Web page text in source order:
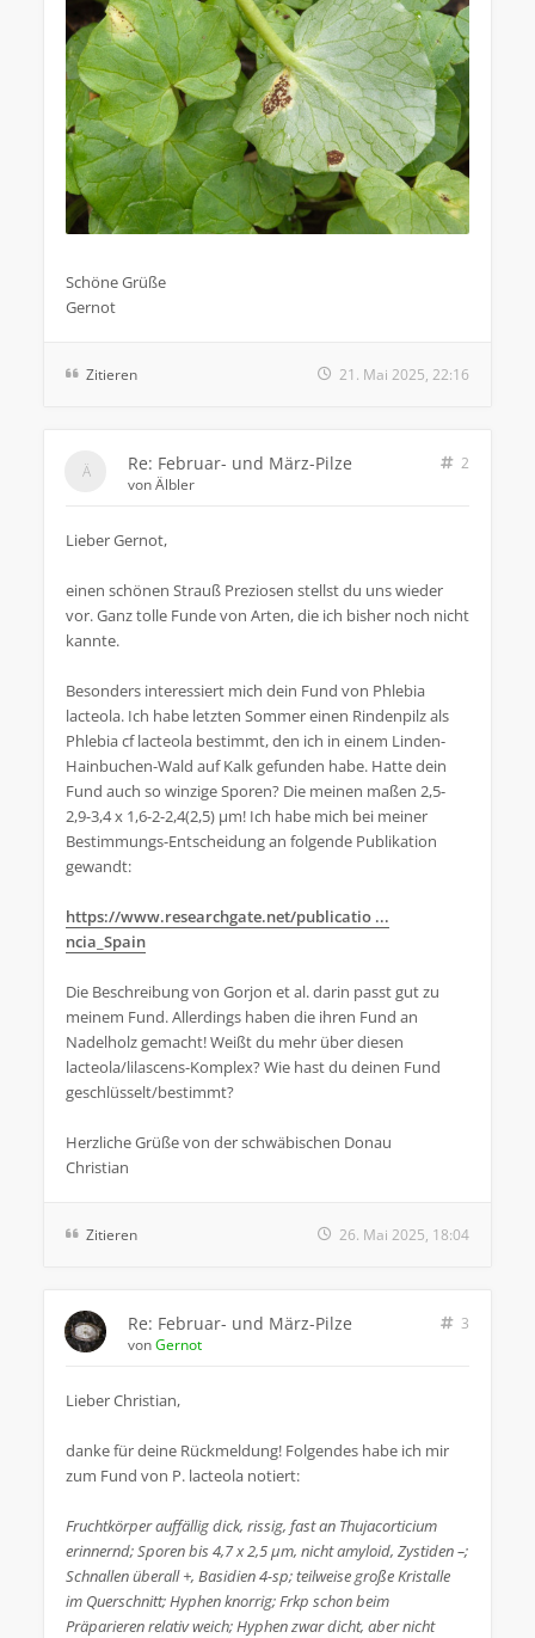
Schöne Grüße
Gernot
Zitieren 21. Mai 2025, 22:16
Re: Februar- und März-Pilze
2
vonÄlbler
Lieber Gernot,
einen schönen Strauß Preziosen stellst du uns wieder
vor. Ganz tolle Funde von Arten, die ich bisher noch nicht
kannte.
Besonders interessiert mich dein Fund von Phlebia
lacteola. Ich habe letzten Sommer einen Rindenpilz als
Phlebia cf lacteola bestimmt, den ich in einem Linden-
Hainbuchen-Wald auf Kalk gefunden habe. Hatte dein
Fund auch so winzige Sporen? Die meinen maßen 2,5-
2,9-3,4 x 1,6-2-2,4(2,5) µm! Ich habe mich bei meiner
Bestimmungs-Entscheidung an folgende Publikation
gewandt:
https://www.researchgate.net/publicatio ...
ncia_Spain
Die Beschreibung von Gorjon et al. darin passt gut zu
meinem Fund. Allerdings haben die ihren Fund an
Nadelholz gemacht! Weißt du mehr über diesen
lacteola/lilascens-Komplex? Wie hast du deinen Fund
geschlüsselt/bestimmt?
Herzliche Grüße von der schwäbischen Donau
Christian
Zitieren 26. Mai 2025, 18:04
Re: Februar- und März-Pilze
3
vonGernot
Lieber Christian,
danke für deine Rückmeldung! Folgendes habe ich mir
zum Fund von P. lacteola notiert:
Fruchtkörper auffällig dick, rissig, fast an Thujacorticium
erinnernd; Sporen bis 4,7 x 2,5 µm, nicht amyloid, Zystiden –;
Schnallen überall +, Basidien 4-sp; teilweise große Kristalle
im Querschnitt; Hyphen knorrig; Frkp schon beim
Präparieren relativ weich; Hyphen zwar dicht, aber nicht